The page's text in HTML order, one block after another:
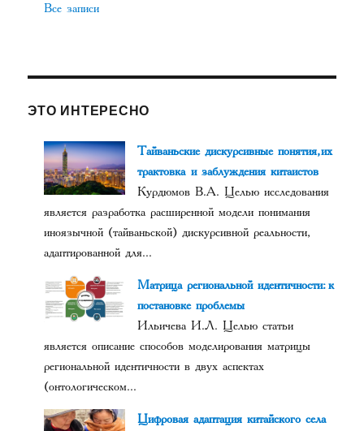
Все записи
ЭТО ИНТЕРЕСНО
Тайваньские дискурсивные понятия, их
трактовка и заблуждения китаистов
Курдюмов В.А. Целью исследования
является разработка расширенной модели понимания
иноязычной (тайваньской) дискурсивной реальности,
адаптированной для...
Матрица региональной идентичности: к
постановке проблемы
Ильичева И.Л. Целью статьи
является описание способов моделирования матрицы
региональной идентичности в двух аспектах
(онтологическом...
Цифровая адаптация китайского села